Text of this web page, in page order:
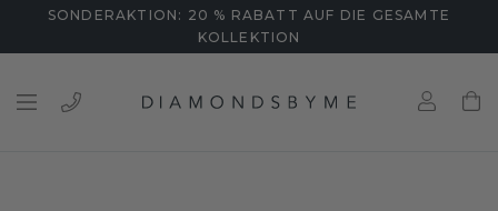
SONDERAKTION: 20 % RABATT AUF DIE GESAMTE
KOLLEKTION